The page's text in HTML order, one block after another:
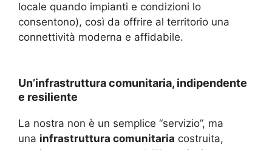
locale quando impianti e condizioni lo
consentono), così da offrire al territorio una
connettività moderna e affidabile.
Un’infrastruttura comunitaria, indipendente
e resiliente
La nostra non è un semplice “servizio”, ma
una infrastruttura comunitaria costruita,